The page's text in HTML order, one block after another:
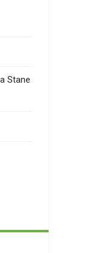
Stane